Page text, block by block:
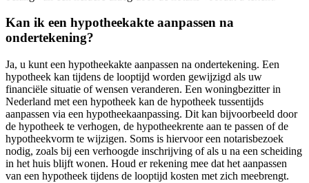
Kan ik een hypotheekakte aanpassen na
ondertekening?
Ja, u kunt een hypotheekakte aanpassen na ondertekening. Een
hypotheek kan tijdens de looptijd worden gewijzigd als uw
financiële situatie of wensen veranderen. Een woningbezitter in
Nederland met een hypotheek kan de hypotheek tussentijds
aanpassen via een hypotheekaanpassing. Dit kan bijvoorbeeld door
de hypotheek te verhogen, de hypotheekrente aan te passen of de
hypotheekvorm te wijzigen. Soms is hiervoor een notarisbezoek
nodig, zoals bij een verhoogde inschrijving of als u na een scheiding
in het huis blijft wonen. Houd er rekening mee dat het aanpassen
van een hypotheek tijdens de looptijd kosten met zich meebrengt.